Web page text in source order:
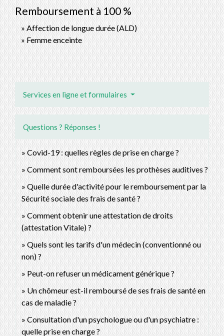
Remboursement à 100 %
Affection de longue durée (ALD)
Femme enceinte
Services en ligne et formulaires
Questions ? Réponses !
Covid-19 : quelles règles de prise en charge ?
Comment sont remboursées les prothèses auditives ?
Quelle durée d'activité pour le remboursement par la
Sécurité sociale des frais de santé ?
Comment obtenir une attestation de droits
(attestation Vitale) ?
Quels sont les tarifs d'un médecin (conventionné ou
non) ?
Peut-on refuser un médicament générique ?
Un chômeur est-il remboursé de ses frais de santé en
cas de maladie ?
Consultation d'un psychologue ou d'un psychiatre :
quelle prise en charge ?